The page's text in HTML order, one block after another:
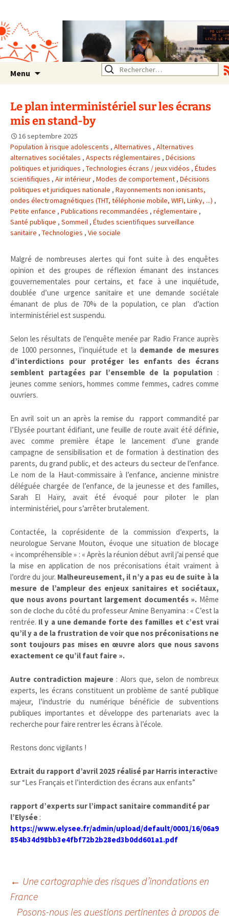
Rhône Alpes
Un environnement sain pour
la santé de tous
Menu Rechercher :
Le plan interministériel sur les écrans
mis en stand-by
16 septembre 2025
Population à risque adolescents , Alternatives , Alternatives
alternatives sociétales , Aspects réglementaires , Décisions
politiques et juridiques , Technologies écrans / jeux vidéos , Études
scientifiques , Air intérieur , Modes de comportement , Décisions
politiques et juridiques nationale , Rayonnements non ionisants,
ondes électromagnétiques (THT, téléphonie mobile, WIFI, Linky, ...) ,
Petite enfance , Publications recommandées , réglementaire ,
Santé publique , Sommeil , Études scientifiques surveillance
sanitaire , Technologies , Vie sociale
Malgré de nombreuses alertes qui font suite à des enquêtes
opinion et des groupes de réflexion émanant des instances
gouvernementales pour certains, et face à une inquiétude,
doublée d’une urgence sanitaire et une demande sociétale
émanant de plus de 70% de la population, ce plan d’action
interministériel est suspendu.
Selon les résultats de l’enquête menée par Radio France auprès
de 1000 personnes, l’inquiétude et la demande de mesures
d’interdictions pour protéger les enfants des écrans
semblent partagées par l’ensemble de la population :
jeunes comme seniors, hommes comme femmes, cadres comme
ouvriers.
En avril soit un an après la remise du rapport commandité par
l’Elysée pourtant édifiant, une feuille de route avait été définie,
avec comme première étape le lancement d’une grande
campagne de sensibilisation et de formation à destination des
parents, du grand public, et des acteurs du secteur de l’enfance.
Le nom de la Haut-commissaire à l’enfance, ancienne ministre
déléguée chargée de l’enfance, de la jeunesse et des familles,
Sarah El Haïry, avait été évoqué pour piloter le plan
interministériel, pour s’arrêter brutalement.
Contactée, la coprésidente de la commission d’experts, la
neurologue Servane Mouton, évoque une situation de blocage
« incompréhensible » : « Après la réunion début avril j’ai pensé que
la mise en application de nos préconisations était vraiment à
l’ordre du jour. Malheureusement, il n’y a pas eu de suite à la
mesure de l’ampleur des enjeux sanitaires et sociétaux,
que nous avons pourtant largement documentés ». Même
son de cloche du côté du professeur Amine Benyamina : « C’est la
rentrée. Il y a une demande forte des familles et c’est vrai
qu’il y a de la frustration de voir que nos préconisations ne
sont toujours pas mises en œuvre alors que nous savons
exactement ce qu’il faut faire ».
Autre contradiction majeure : Alors que, selon de nombreux
experts, les écrans constituent un problème de santé publique
majeur, l’industrie du numérique bénéficie de subventions
publiques importantes et développe des partenariats avec la
recherche pour faire rentrer les écrans à l’école.
Restons donc vigilants !
Extrait du rapport d’avril 2025 réalisé par Harris interactive
sur “Les Français et l’interdiction des écrans aux enfants”
rapport d’experts sur l’impact sanitaire commandité par
l’Elysée :
https://www.elysee.fr/admin/upload/default/0001/16/06a9
854b34d98bb3e4fbf72b2b28ed3b0dd601a1.pdf
Navigation
← Une cartographie des risques d’inondations en
France
Posons-nous les questions pertinentes à propos de